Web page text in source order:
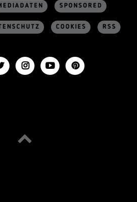
SPONSORED
COOKIES RSS